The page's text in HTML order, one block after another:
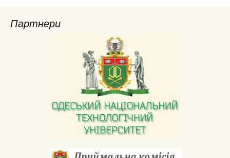
Партнери